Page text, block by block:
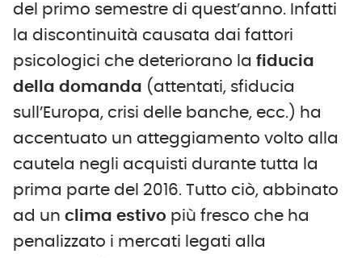
del primo semestre di quest’anno. Infatti
la discontinuità causata dai fattori
psicologici che deteriorano la fiducia
della domanda (attentati, sfiducia
sull’Europa, crisi delle banche, ecc.) ha
accentuato un atteggiamento volto alla
cautela negli acquisti durante tutta la
prima parte del 2016. Tutto ciò, abbinato
ad un clima estivo più fresco che ha
penalizzato i mercati legati alla